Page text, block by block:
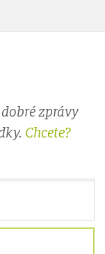
zprávy
Chcete?